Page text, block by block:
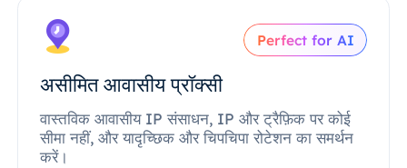
Perfect for AI
असीमित आवासीय प्रॉक्सी
वास्तविक आवासीय IP संसाधन, IP और ट्रैफ़िक पर कोई
सीमा नहीं, और यादृच्छिक और चिपचिपा रोटेशन का समर्थन
करें।